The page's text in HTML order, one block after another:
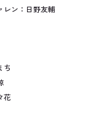
レン：日野友輔
ち
花